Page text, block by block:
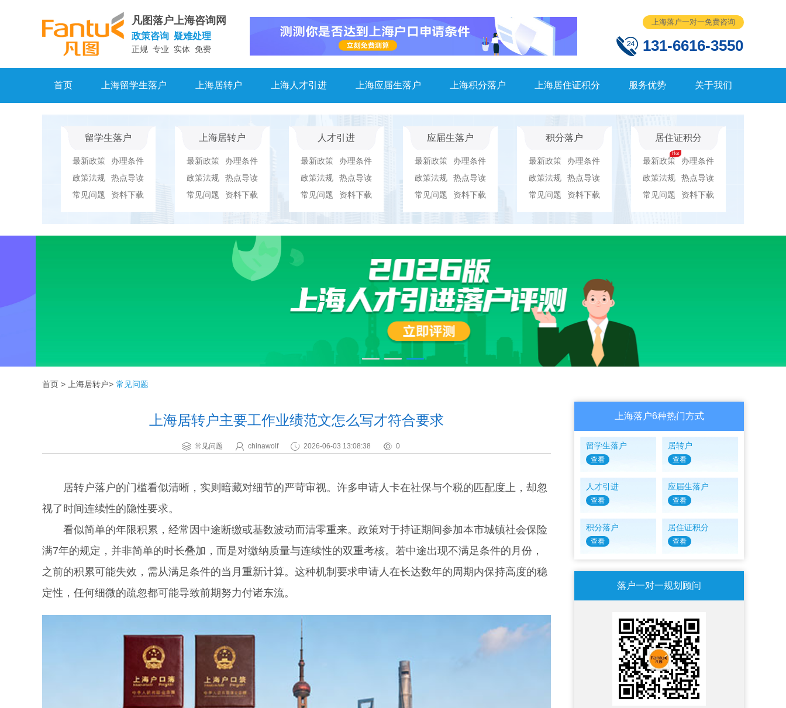
凡图落户上海咨询网
政策咨询 疑难处理
正规 专业 实体 免费
上海落户一对一免费咨询
131-6616-3550
首页 上海留学生落户 上海居转户 上海人才引进 上海应届生落户 上海积分落户 上海居住证积分 服务优势 关于我们
留学生落户
最新政策
办理条件
政策法规
热点导读
常见问题
资料下载
上海居转户
最新政策
办理条件
政策法规
热点导读
常见问题
资料下载
人才引进
最新政策
办理条件
政策法规
热点导读
常见问题
资料下载
应届生落户
最新政策
办理条件
政策法规
热点导读
常见问题
资料下载
积分落户
最新政策
办理条件
政策法规
热点导读
常见问题
资料下载
居住证积分
最新政策
办理条件
政策法规
热点导读
常见问题
资料下载
首页 > 上海居转户> 常见问题
上海居转户主要工作业绩范文怎么写才符合要求
常见问题 chinawolf 2026-06-03 13:08:38 0
居转户落户的门槛看似清晰，实则暗藏对细节的严苛审视。许多申请人卡在社保与个税的匹配度上，却忽
视了时间连续性的隐性要求。
看似简单的年限积累，经常因中途断缴或基数波动而清零重来。政策对于持证期间参加本市城镇社会保险
满7年的规定，并非简单的时长叠加，而是对缴纳质量与连续性的双重考核。若中途出现不满足条件的月份，
之前的积累可能失效，需从满足条件的当月重新计算。这种机制要求申请人在长达数年的周期内保持高度的稳
定性，任何细微的疏忽都可能导致前期努力付诸东流。
上海落户6种热门方式
留学生落户
查看
居转户
查看
人才引进
查看
应届生落户
查看
积分落户
查看
居住证积分
查看
落户一对一规划顾问